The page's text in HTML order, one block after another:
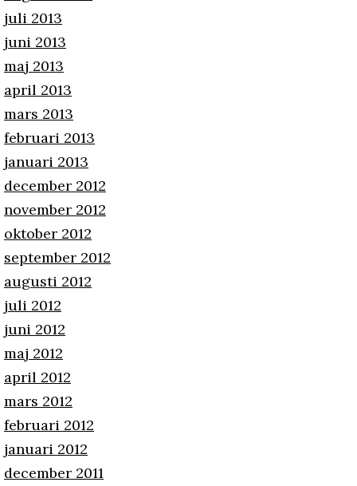
juli 2013
juni 2013
maj 2013
april 2013
mars 2013
februari 2013
januari 2013
december 2012
november 2012
oktober 2012
september 2012
augusti 2012
juli 2012
juni 2012
maj 2012
april 2012
mars 2012
februari 2012
januari 2012
december 2011